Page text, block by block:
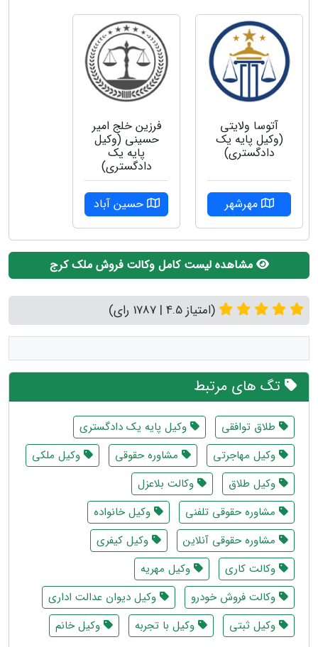
آتوسا ولایتی
(وکیل پایه یک
دادگستری)
مهرشهر
فرزین خلج امیر
حسینی (وکیل
پایه یک
دادگستری)
حسین آباد
مشاهده لیست کامل وکالت فروش ملک کرج
(امتیاز 4.5 | 1787 رای)
تگ های مرتبط
طلاق توافقی
وکیل پایه یک دادگستری
وکیل مهاجرتی
مشاوره حقوقی
وکیل ملکی
وکیل طلاق
وکالت بلاعزل
مشاوره حقوقی تلفنی
وکیل خانواده
مشاوره حقوقی آنلاین
وکیل کیفری
وکالت کاری
وکیل مهریه
وکالت فروش خودرو
وکیل دیوان عدالت اداری
وکیل ثبتی
وکیل با تجربه وکیل خانم